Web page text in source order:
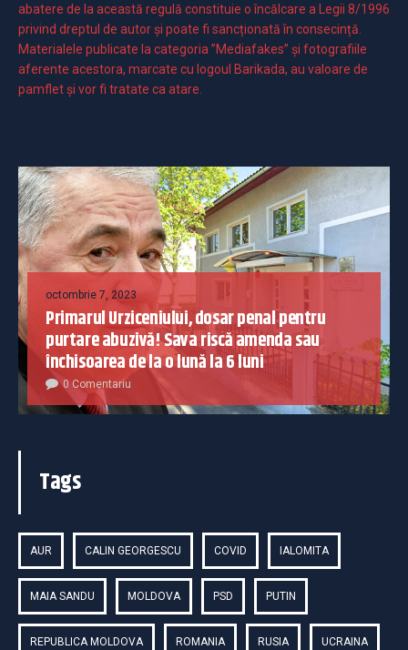
abatere de la această regulă constituie o încălcare a Legii 8/1996
privind dreptul de autor și poate fi sancționată în consecință.
Materialele publicate la categoria ”Mediafakes” și fotografiile
aferente acestora, marcate cu logoul Barikada, au valoare de
pamflet și vor fi tratate ca atare.
octombrie 7, 2023
Primarul Urziceniului, dosar penal pentru
purtare abuzivă! Sava riscă amenda sau
închisoarea de la o lună la 6 luni
0 Comentariu
Tags
AUR CALIN GEORGESCU COVID IALOMITA
MAIA SANDU MOLDOVA PSD PUTIN
REPUBLICA MOLDOVA ROMANIA RUSIA UCRAINA